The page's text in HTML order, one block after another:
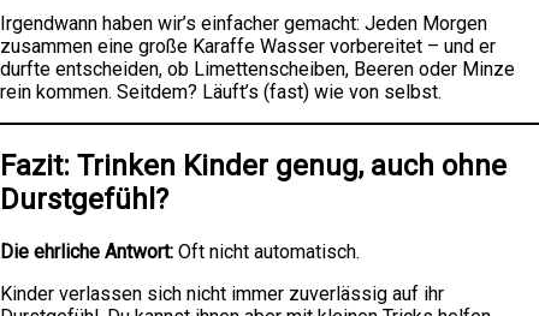
Irgendwann haben wir’s einfacher gemacht: Jeden Morgen
zusammen eine große Karaffe Wasser vorbereitet – und er
durfte entscheiden, ob Limettenscheiben, Beeren oder Minze
rein kommen. Seitdem? Läuft’s (fast) wie von selbst.
Fazit: Trinken Kinder genug, auch ohne
Durstgefühl?
Die ehrliche Antwort: Oft nicht automatisch.
Kinder verlassen sich nicht immer zuverlässig auf ihr